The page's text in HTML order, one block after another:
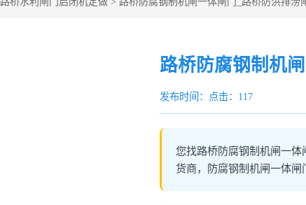
路桥防腐钢制机
发布时间： 点击：117
您找路桥防腐钢制机闸一
货商，防腐钢制机闸一体闸